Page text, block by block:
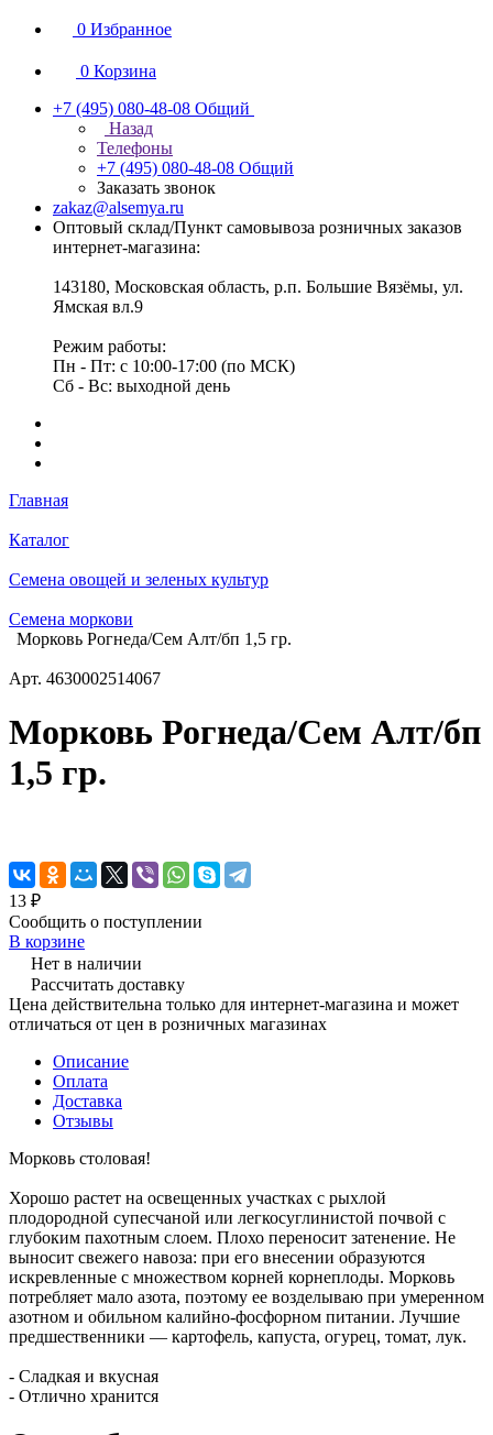
0 Избранное
0 Корзина
+7 (495) 080-48-08 Общий
Назад
Телефоны
+7 (495) 080-48-08 Общий
Заказать звонок
zakaz@alsemya.ru
Оптовый склад/Пункт самовывоза розничных заказов
интернет-магазина:
143180, Московская область, р.п. Большие Вязёмы, ул.
Ямская вл.9
Режим работы:
Пн - Пт: с 10:00-17:00 (по МСК)
Сб - Вс: выходной день
Главная
Каталог
Семена овощей и зеленых культур
Семена моркови
Морковь Рогнеда/Сем Алт/бп 1,5 гр.
Арт. 4630002514067
Морковь Рогнеда/Сем Алт/бп
1,5 гр.
13 ₽
Сообщить о поступлении
В корзине
Нет в наличии
Рассчитать доставку
Цена действительна только для интернет-магазина и может
отличаться от цен в розничных магазинах
Описание
Оплата
Доставка
Отзывы
Морковь столовая!
Хорошо растет на освещенных участках с рыхлой
плодородной супесчаной или легкосуглинистой почвой с
глубоким пахотным слоем. Плохо переносит затенение. Не
выносит свежего навоза: при его внесении образуются
искревленные с множеством корней корнеплоды. Морковь
потребляет мало азота, поэтому ее возделываю при умеренном
азотном и обильном калийно-фосфорном питании. Лучшие
предшественники — картофель, капуста, огурец, томат, лук.
- Сладкая и вкусная
- Отлично хранится